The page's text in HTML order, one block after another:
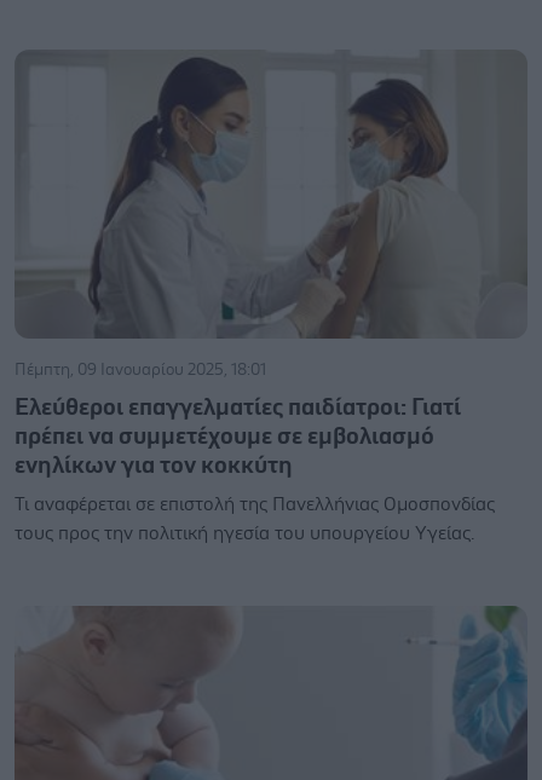
Πέμπτη, 09 Ιανουαρίου 2025, 18:01
Ελεύθεροι επαγγελματίες παιδίατροι: Γιατί
πρέπει να συμμετέχουμε σε εμβολιασμό
ενηλίκων για τον κοκκύτη
Τι αναφέρεται σε επιστολή της Πανελλήνιας Ομοσπονδίας
τους προς την πολιτική ηγεσία του υπουργείου Υγείας.